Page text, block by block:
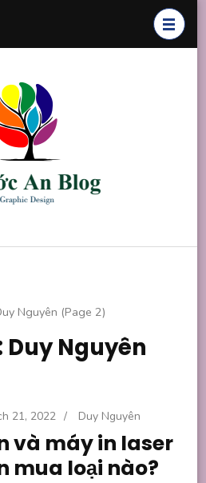
Nguyên (Page 2)
Duy Nguyên
21, 2022 / Duy Nguyên
và máy in laser
mua loại nào?